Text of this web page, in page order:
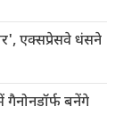
एक्सप्रेसवे धंसने
बनेंगे